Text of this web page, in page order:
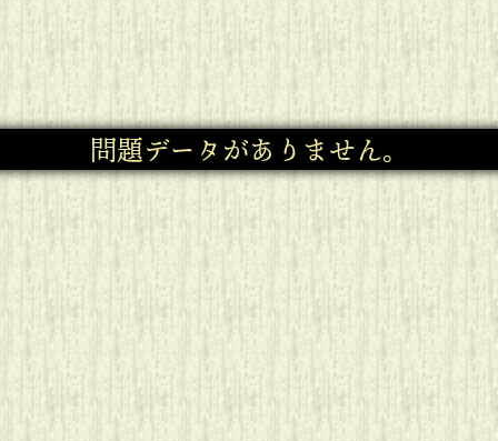
問題データがありません。